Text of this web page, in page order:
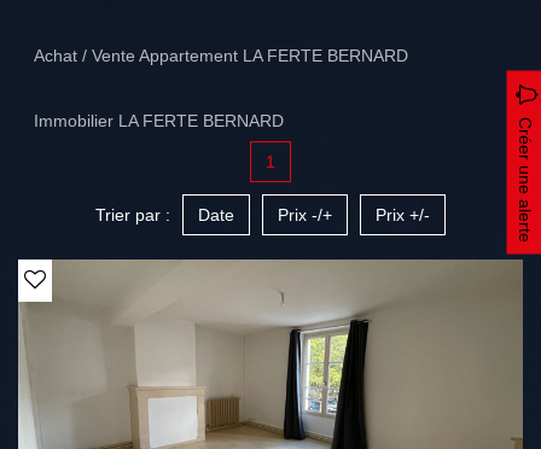
Achat / Vente Appartement LA FERTE BERNARD
Immobilier LA FERTE BERNARD Créer une alerte
1
Trier par : Date Prix -/+ Prix +/-